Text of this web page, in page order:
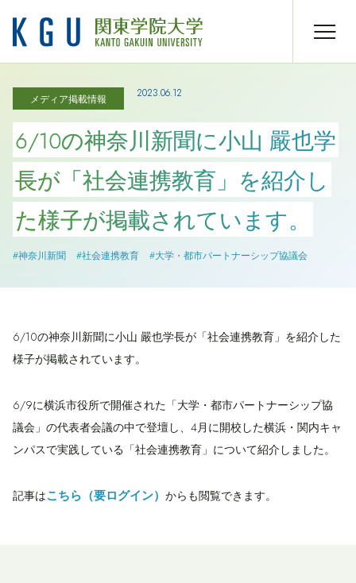
メディア掲載情報 2023.06.12
6/10の神奈川新聞に小山 嚴也学
長が「社会連携教育」を紹介し
た様子が掲載されています。
#神奈川新聞 #社会連携教育 #大学・都市パートナーシップ協議会
6/10の神奈川新聞に小山 嚴也学長が「社会連携教育」を紹介した
様子が掲載されています。
6/9に横浜市役所で開催された「大学・都市パートナーシップ協
議会」の代表者会議の中で登壇し、4月に開校した横浜・関内キャ
ンパスで実践している「社会連携教育」について紹介しました。
記事はこちら（要ログイン） からも閲覧できます。